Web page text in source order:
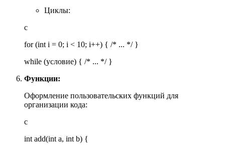
Циклы:
c
for (int i = 0; i < 10; i++) { /* ... */ }
while (условие) { /* ... */ }
Функции:
Оформление пользовательских функций для
организации кода:
c
int add(int a, int b) {